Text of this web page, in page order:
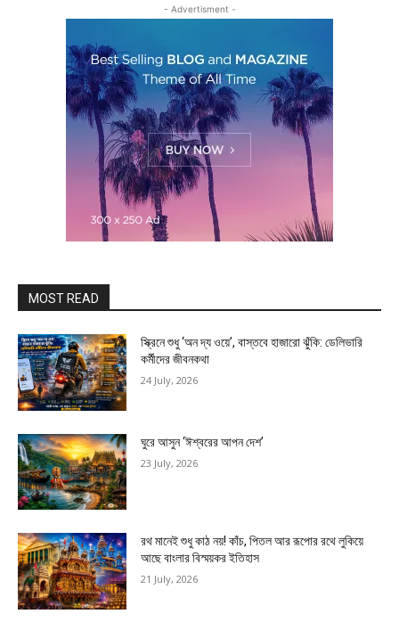
- Advertisment -
MOST READ
স্ক্রিনে শুধু ‘অন দ্য ওয়ে’, বাস্তবে হাজারো ঝুঁকি: ডেলিভারি
কর্মীদের জীবনকথা
24 July, 2026
ঘুরে আসুন ‘ঈশ্বরের আপন দেশ’
23 July, 2026
রথ মানেই শুধু কাঠ নয়! কাঁচ, পিতল আর রূপোর রথে লুকিয়ে
আছে বাংলার বিস্ময়কর ইতিহাস
21 July, 2026